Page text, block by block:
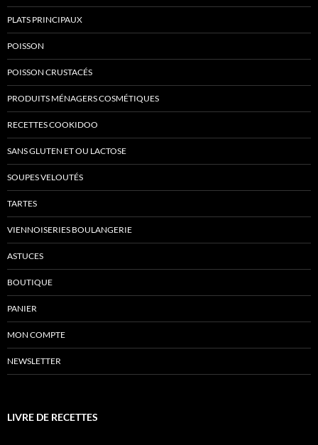
PLATS PRINCIPAUX
POISSON
POISSON CRUSTACÉS
PRODUITS MÉNAGERS COSMÉTIQUES
RECETTES COOKIDOO
SANS GLUTEN ET OU LACTOSE
SOUPES VELOUTÉS
TARTES
VIENNOISERIES BOULANGERIE
ASTUCES
BOUTIQUE
PANIER
MON COMPTE
NEWSLETTER
LIVRE DE RECETTES